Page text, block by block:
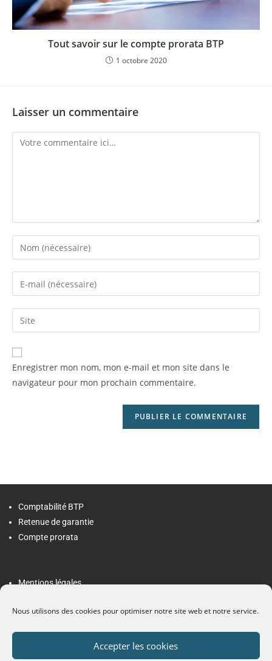
Nous utilisons des cookies pour optimiser notre site web et notre service.
Accepter les cookies
Tout savoir sur le compte prorata BTP
1 octobre 2020
Laisser un commentaire
Enregistrer mon nom, mon e-mail et mon site dans le
navigateur pour mon prochain commentaire.
Comptabilité BTP
Retenue de garantie
Compte prorata
Mentions légales
Contact